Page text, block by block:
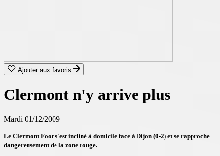
Ajouter aux favoris
Clermont n'y arrive plus
Mardi 01/12/2009
Le Clermont Foot s'est incliné à domicile face à Dijon (0-2) et se rapproche
dangereusement de la zone rouge.